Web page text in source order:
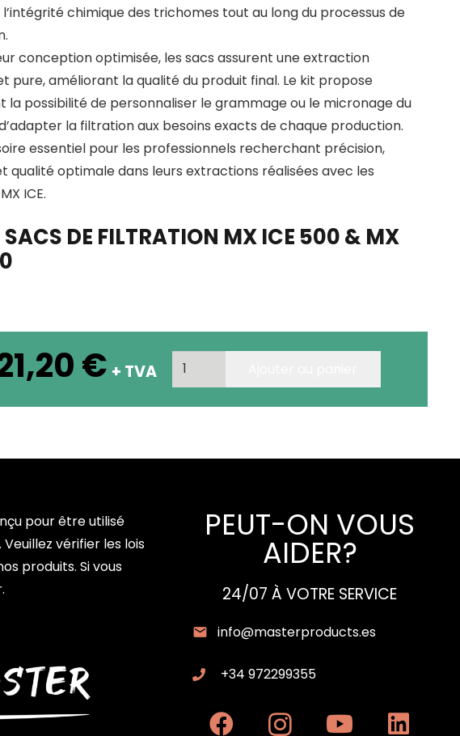
chimique des trichomes tout au long du processus de
conception optimisée, les sacs assurent une extraction
pure, améliorant la qualité du produit final. Le kit propose
la possibilité de personnaliser le grammage ou le micronage du
la filtration aux besoins exacts de chaque production.
essentiel pour les professionnels recherchant précision,
qualité optimale dans leurs extractions réalisées avec les
ICE.
SACS DE FILTRATION MX ICE 500 & MX
€ + TVA
quantité
de
KIT
pour être utilisé
vérifier les lois
produits. Si vous
PEUT-ON VOUS
AIDER?
24/07 À VOTRE SERVICE
info@masterproducts.es
+34 972299355